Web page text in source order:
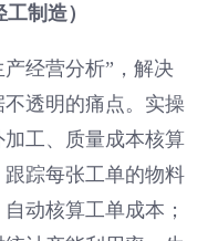
制造）
经营分析”，解决
透明的痛点。实操
工、质量成本核算
踪每张工单的物料
动核算工单成本；